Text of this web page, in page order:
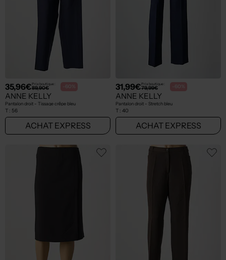
35,96€Prix boutique :
89,90€ -60%
ANNE KELLY
Pantalon droit - Tissage crêpe bleu
T : 56
ACHAT EXPRESS
31,99€Prix boutique :
79,99€ -60%
ANNE KELLY
Pantalon droit - Stretch bleu
T : 40
ACHAT EXPRESS